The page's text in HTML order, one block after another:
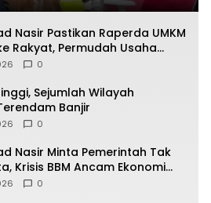
Nasir Pastikan Raperda UMKM
Rakyat, Permudah Usaha
Pasar
0
Sejumlah Wilayah
Banjir
0
Nasir Minta Pemerintah Tak
Krisis BBM Ancam Ekonomi
Nunukan
0